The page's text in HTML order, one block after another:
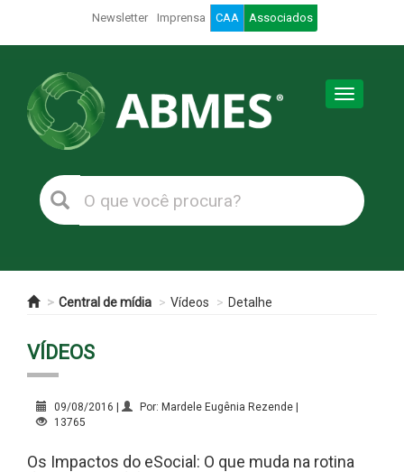
Newsletter Imprensa CAA Associados
Toggle
Central de mídia Vídeos Detalhe
VÍDEOS
09/08/2016 |
Por: Mardele Eugênia Rezende |
13765
Os Impactos do eSocial: O que muda na rotina